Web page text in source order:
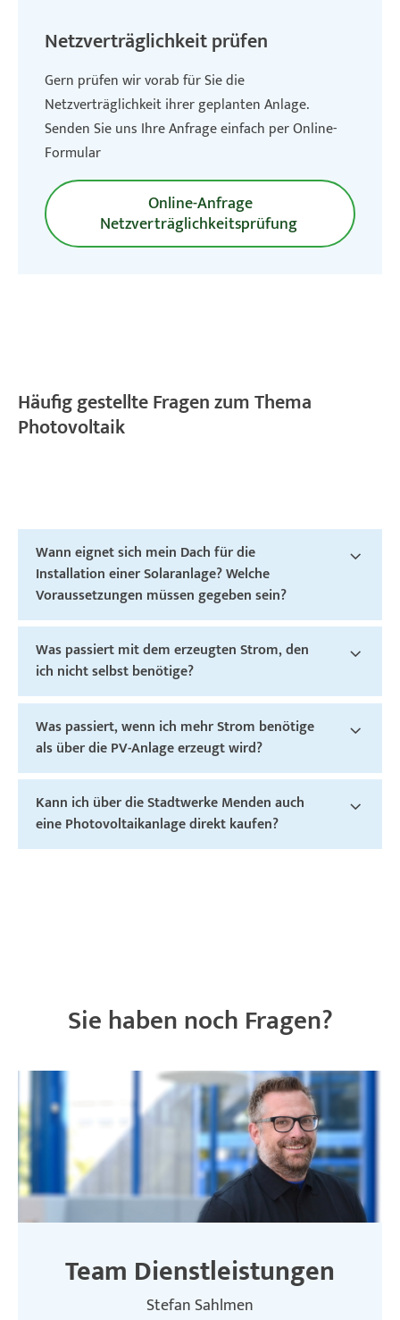
Netzverträglichkeit prüfen
Gern prüfen wir vorab für Sie die
Netzverträglichkeit ihrer geplanten Anlage.
Senden Sie uns Ihre Anfrage einfach per Online-
Formular
Online-Anfrage
Netzverträglichkeitsprüfung
Häufig gestellte Fragen zum Thema
Photovoltaik
Wann eignet sich mein Dach für die
Installation einer Solaranlage? Welche
Voraussetzungen müssen gegeben sein?
Was passiert mit dem erzeugten Strom, den
ich nicht selbst benötige?
Was passiert, wenn ich mehr Strom benötige
als über die PV-Anlage erzeugt wird?
Kann ich über die Stadtwerke Menden auch
eine Photovoltaikanlage direkt kaufen?
Sie haben noch Fragen?
Team Dienstleistungen
Stefan Sahlmen